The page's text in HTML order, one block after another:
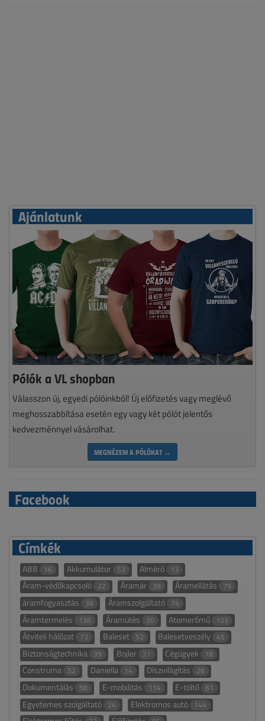
Ajánlatunk
Pólók a VL shopban
Válasszon új, egyedi pólóinkból! Új előfizetés vagy meglévő
meghosszabbítása esetén egy vagy két pólót jelentős
kedvezménnyel vásárolhat.
MEGNÉZEM A PÓLÓKAT →
Facebook
Címkék
ABB 16 Akkumulátor 53 Almérő 13
Áram-védőkapcsoló 22 Áramár 39 Áramellátás 79
áramfogyasztás 38 Áramszolgáltató 74
Áramtermelés 136 Áramütés 20 Atomerőmű 103
Átviteli hálózat 73 Baleset 52 Balesetveszély 45
Biztonságtechnika 39 Bojler 21 Cégügyek 18
Construma 52 Daniella 14 Díszvilágítás 26
Dokumentálás 58 E-mobilitás 114 E-töltő 61
Egyetemes szolgáltató 24 Elektromos autó 144